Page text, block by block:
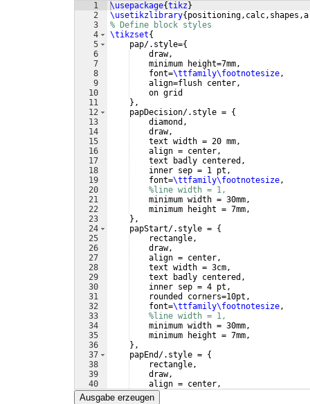
1
2
3
4
5
6
7
8
9
10
11
12
13
14
15
16
17
18
19
20
21
22
23
24
25
26
27
28
29
30
31
32
33
34
35
36
37
38
39
40
41
\usepackage{tikz }
\usetikzlibrary{
% Define block styles
\tikzset{
    pap/.style=
{
    draw,
    minimum height=7mm,
    font=
\ttfamily\footnotesize,
    align=flush center,
    on grid
} ,
    papDecision/.style =
{
    diamond,
    draw,
    text width = 20 mm,
    align = center,
    text badly centered,
    inner sep = 1 pt,
    font=
\ttfamily\footnotesize,
%line width = 1,
    minimum width = 30mm,
    minimum height = 7mm,
} ,
    papStart/.style =
{
    rectangle,
    draw,
    align = center,
    text width = 3cm,
    text badly centered,
    inner sep = 4 pt,
    rounded corners=10pt,
    font=
\ttfamily\footnotesize,
%line width = 1,
    minimum width = 30mm,
    minimum height = 7mm,
} ,
    papEnd/.style =
{
    rectangle,
    draw,
    align = center,
    text width = 3cm,
Ausgabe erzeugen